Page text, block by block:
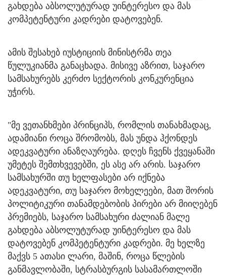
გახდება აბსოლუტურად უინტერესო და მას
კომპეტენტური კადრები დატოვებენ.
ამის შესახებ იუსტიციის მინისტრმა თეა
წულუკიანმა განაცხადა. მისივე აზრით, საჯარო
სამსახურებს კერძო სექტორის კონკურენცია
უჭირს.
"მე ვეთანხმები პრინციპს, რომლის თანახმადაც,
ადამიანი როცა შრომობს, მას უნდა ჰქონდეს
ადეკვატური ანაზღაურება. დღეს ჩვენს ქვეყანაში
უმეტეს შემთხვევებში, ეს ასე არ არის. საჯარო
სამსახურში თუ ხელფასები არ იქნება
ადეკვატური, თუ საჯარო მოხელეები, მათ შორის
პოლიტიკური თანამდებობის პირები არ მიიღებენ
პრემიებს, საჯარო სამსახური ძალიან მალე
გახდება აბსოლუტურად უინტერესო და მას
დატოვებენ კომპეტენტური კადრები. მე ხელზე
მაქვს 5 ათასი ლარი, მაშინ, როცა წლების
განმავლობაში, სტრასბურგის სასამართლოში